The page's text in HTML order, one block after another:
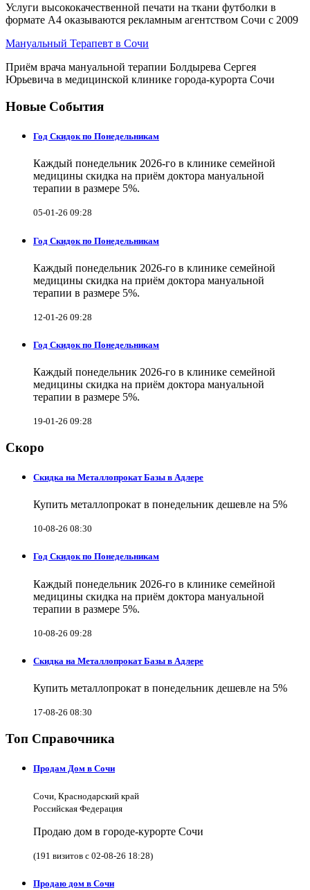
Услуги высококачественной печати на ткани футболки в
формате А4 оказываются рекламным агентством Сочи с 2009
Мануальный Терапевт в Сочи
Приём врача мануальной терапии Болдырева Сергея
Юрьевича в медицинской клинике города-курорта Сочи
Новые События
Год Скидок по Понедельникам
Каждый понедельник 2026-го в клинике семейной
медицины скидка на приём доктора мануальной
терапии в размере 5%.
05-01-26 09:28
Год Скидок по Понедельникам
Каждый понедельник 2026-го в клинике семейной
медицины скидка на приём доктора мануальной
терапии в размере 5%.
12-01-26 09:28
Год Скидок по Понедельникам
Каждый понедельник 2026-го в клинике семейной
медицины скидка на приём доктора мануальной
терапии в размере 5%.
19-01-26 09:28
Скоро
Скидка на Металлопрокат Базы в Адлере
Купить металлопрокат в понедельник дешевле на 5%
10-08-26 08:30
Год Скидок по Понедельникам
Каждый понедельник 2026-го в клинике семейной
медицины скидка на приём доктора мануальной
терапии в размере 5%.
10-08-26 09:28
Скидка на Металлопрокат Базы в Адлере
Купить металлопрокат в понедельник дешевле на 5%
17-08-26 08:30
Топ Справочника
Продам Дом в Сочи
Сочи, Краснодарский край
Российская Федерация
Продаю дом в городе-курорте Сочи
(191 визитов с 02-08-26 18:28)
Продаю дом в Сочи